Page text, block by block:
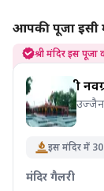
आपकी पूजा इसी
श्री मंदिर इस
श्री
उज्जैन
इस मंदिर में
मंदिर गैलरी